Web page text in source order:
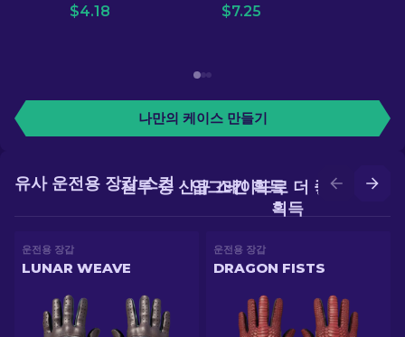
$4.18
$7.25
나만의 케이스 만들기
업그레이드로 더 좋은 스킨
획득
전투 중 신규 스킨 획득
유사 운전용 장갑 스킨
운전용 장갑
LUNAR WEAVE
운전용 장갑
DRAGON FISTS